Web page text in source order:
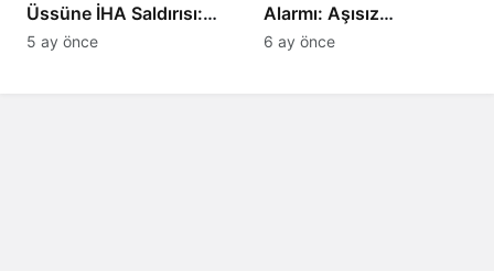
Üssüne İHA Saldırısı:
Patlama, Sirenler ve
5 ay önce
Alarmı: Aşısız
Öğrenciler Okullardan
6 ay önce